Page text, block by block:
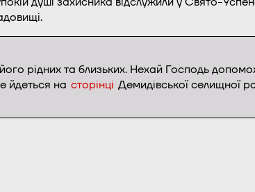
рідних та близьких. Нехай Господь
йдеться на сторінці Демидівської селищної